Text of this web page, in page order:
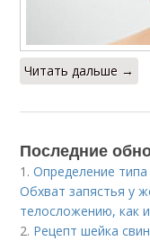
Читать дальше →
Последние
1.Определение
Обхват запястья у
телосложению, как
2. Рецепт шейка